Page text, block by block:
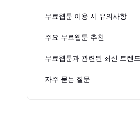
무료웹툰 이용 시 유의사항
주요 무료웹툰 추천
무료웹툰과 관련된 최신 트렌드
자주 묻는 질문